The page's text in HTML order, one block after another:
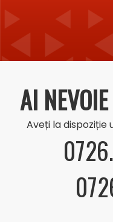
AI
Aveți la